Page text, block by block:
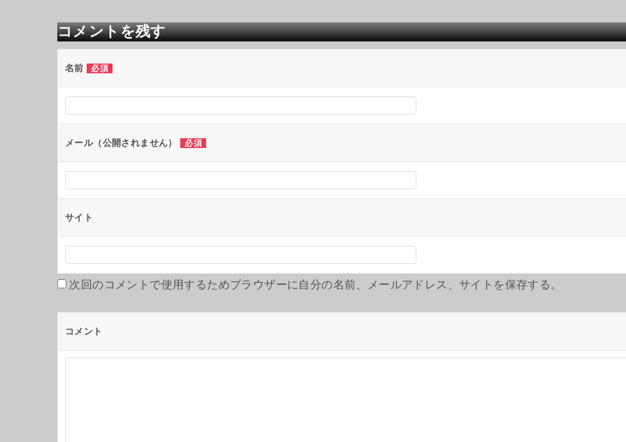
ビ
ゲ
ー
シ
ョ
コメントを残す
名前 必須
メール（公開されません） 必須
サイト
次回のコメントで使用するためブラウザーに自分の名前、メールアドレス、サイトを保存する。
コメント